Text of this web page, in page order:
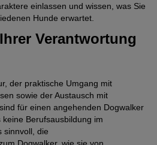
einlassen und wissen, was Sie
Hunde erwartet.
Verantwortung
der praktische Umgang mit
sowie der Austausch mit
für einen angehenden Dogwalker
Berufsausbildung im
sinnvoll, die